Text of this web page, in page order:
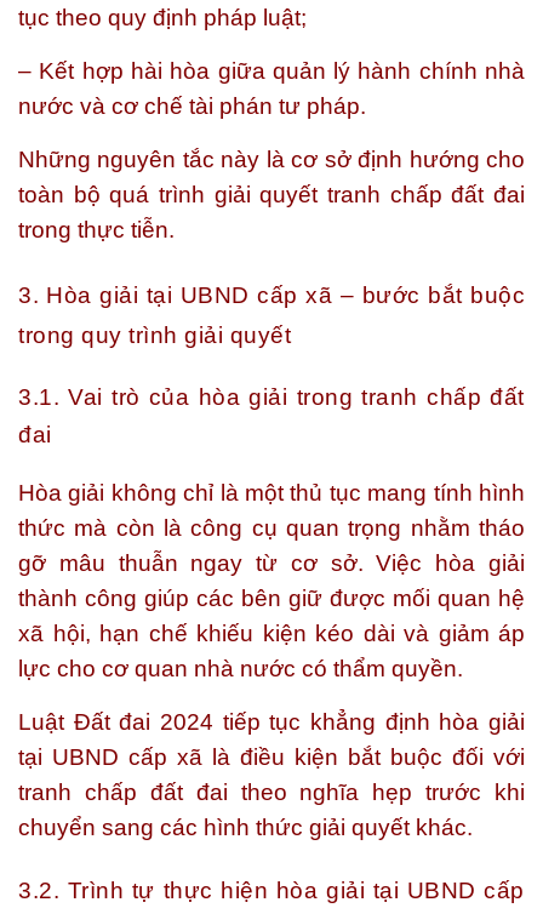
tục theo quy định pháp luật;
– Kết hợp hài hòa giữa quản lý hành chính nhà
nước và cơ chế tài phán tư pháp.
Những nguyên tắc này là cơ sở định hướng cho
toàn bộ quá trình giải quyết tranh chấp đất đai
trong thực tiễn.
3. Hòa giải tại UBND cấp xã – bước bắt buộc
trong quy trình giải quyết
3.1. Vai trò của hòa giải trong tranh chấp đất
đai
Hòa giải không chỉ là một thủ tục mang tính hình
thức mà còn là công cụ quan trọng nhằm tháo
gỡ mâu thuẫn ngay từ cơ sở. Việc hòa giải
thành công giúp các bên giữ được mối quan hệ
xã hội, hạn chế khiếu kiện kéo dài và giảm áp
lực cho cơ quan nhà nước có thẩm quyền.
Luật Đất đai 2024 tiếp tục khẳng định hòa giải
tại UBND cấp xã là điều kiện bắt buộc đối với
tranh chấp đất đai theo nghĩa hẹp trước khi
chuyển sang các hình thức giải quyết khác.
3.2. Trình tự thực hiện hòa giải tại UBND cấp